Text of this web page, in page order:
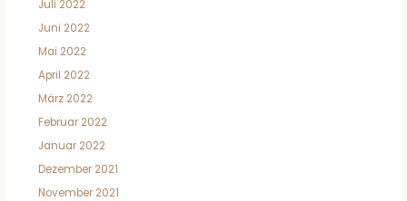
Juli 2022
Juni 2022
Mai 2022
April 2022
März 2022
Februar 2022
Januar 2022
Dezember 2021
November 2021